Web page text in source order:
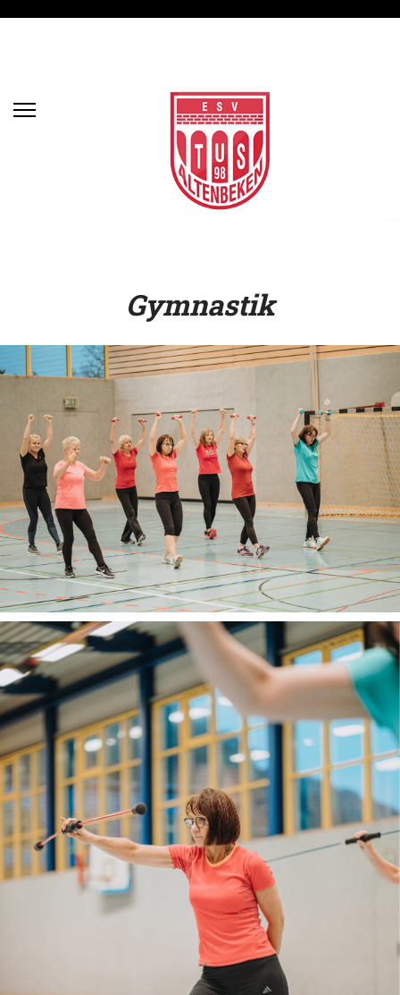
Mit freundlichem Dank an
with CarMa Fotografie
Gymnastik